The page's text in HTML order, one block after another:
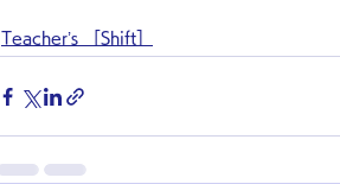
Teacher’s ［Shift］